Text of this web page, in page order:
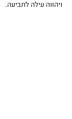
ויהווה עילה לתביעה.